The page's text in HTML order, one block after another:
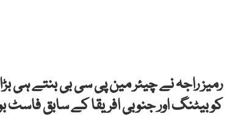
رمیز راجہ نے چیئر مین پی سی بی بنتے ہی
کو بیٹنگ اور جنوبی افریقا کے سابق فاسٹ